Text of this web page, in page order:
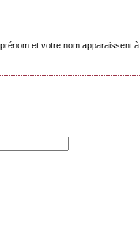
et votre nom apparaissent à